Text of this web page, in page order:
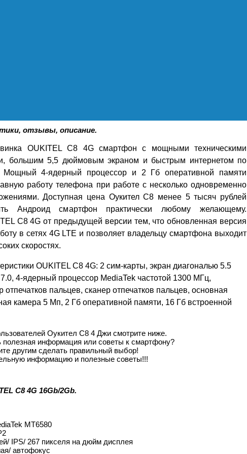
отзывы, описание.
OUKITEL C8 4G смартфон с мощными техническими
большим 5,5 дюймовым экраном и быстрым интернетом по
Мощный 4-ядерный процессор и 2 Гб оперативной памяти
работу телефона при работе с несколько одновременно
Доступная цена Оукител С8 менее 5 тысяч рублей
Андроид смартфон практически любому желающему.
C8 4G от предыдущей версии тем, что обновленная версия
в сетях 4G LTE и позволяет владельцу смартфона выходит
скоростях.
OUKITEL C8 4G: 2 сим-карты, экран диагональю 5.5
4-ядерный процессор MediaTek частотой 1300 МГц,
пальцев, сканер отпечатков пальцев, основная
камера 5 Мп, 2 Гб оперативной памяти, 16 Гб встроенной
Оукител С8 4 Джи смотрите ниже.
информация или советы к смартфону?
другим сделать правильный выбор!
информацию и полезные советы!!!
C8 4G 16Gb/2Gb.
MT6580
IPS/ 267 пикселя на дюйм дисплея
автофокус